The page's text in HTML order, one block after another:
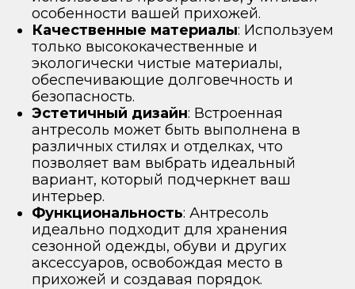
особенности вашей прихожей.
Качественные материалы: Используем
только высококачественные и
экологически чистые материалы,
обеспечивающие долговечность и
безопасность.
Эстетичный дизайн: Встроенная
антресоль может быть выполнена в
различных стилях и отделках, что
позволяет вам выбрать идеальный
вариант, который подчеркнет ваш
интерьер.
Функциональность: Антресоль
идеально подходит для хранения
сезонной одежды, обуви и других
аксессуаров, освобождая место в
прихожей и создавая порядок.